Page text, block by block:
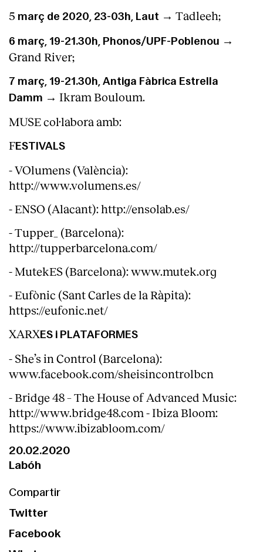
5 març de 2020, 23-03h, Laut → Tadleeh;
6 març, 19-21.30h, Phonos/UPF-Poblenou →
Grand River;
7 març, 19-21.30h, Antiga Fàbrica Estrella
Damm → Ikram Bouloum.
MUSE col·labora amb:
FESTIVALS
- VOlumens (València):
http://www.volumens.es/
- ENSO (Alacant): http://ensolab.es/
- Tupper_ (Barcelona):
http://tupperbarcelona.com/
- MutekES (Barcelona): www.mutek.org
- Eufònic (Sant Carles de la Ràpita):
https://eufonic.net/
XARXES i PLATAFORMES
- She’s in Control (Barcelona):
www.facebook.com/sheisincontrolbcn
- Bridge 48 – The House of Advanced Music:
http://www.bridge48.com - Ibiza Bloom:
https://www.ibizabloom.com/
20.02.2020
Labóh
Compartir
Twitter
Facebook